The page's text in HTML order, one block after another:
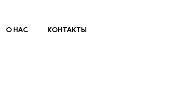
О НАС КОНТАКТЫ